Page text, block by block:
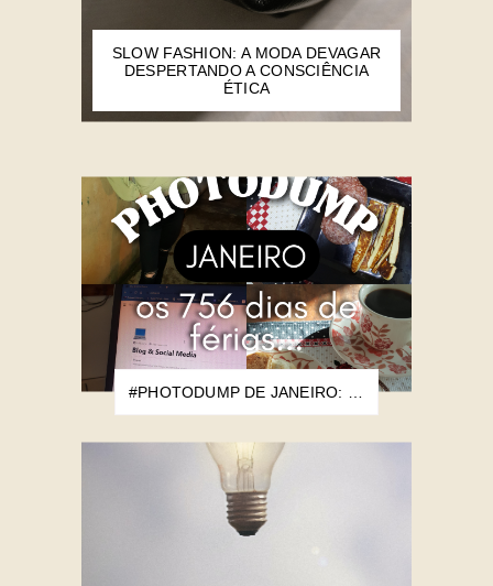
SLOW FASHION: A MODA DEVAGAR
DESPERTANDO A CONSCIÊNCIA
ÉTICA